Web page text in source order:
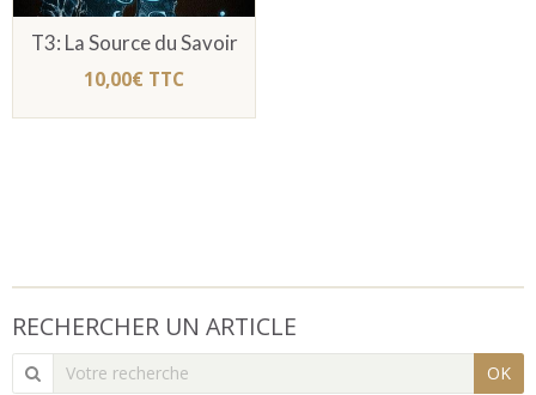
T3: La Source du Savoir
10,00€ TTC
RECHERCHER UN ARTICLE
OK